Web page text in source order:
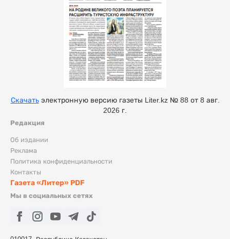
Редакция
Об издании
Реклама
Политика конфиденциальности
Контакты
Газета «Литер» PDF
Мы в социальных сетях
Скачатьэлектронную версию газеты Liter.kz № 88 от 8 авг.
2026 г.